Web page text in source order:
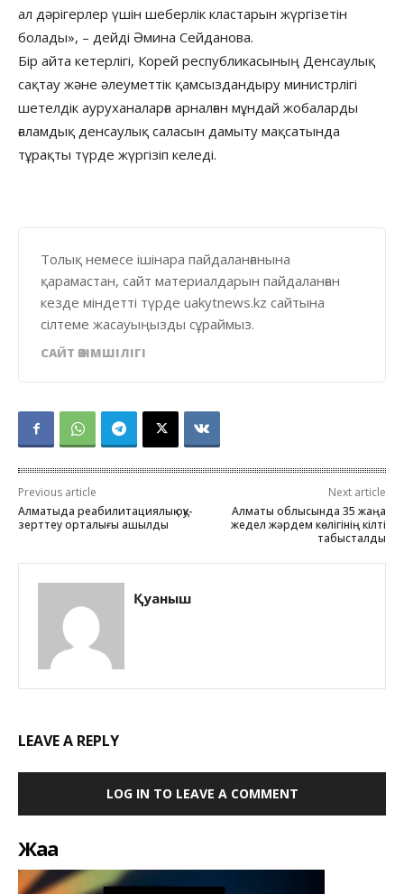
ал дәрігерлер үшін шеберлік кластарын жүргізетін
болады», – дейді Әмина Сейданова.
Бір айта кетерлігі, Корей республикасының Денсаулық
сақтау және әлеуметтік қамсыздандыру министрлігі
шетелдік ауруханаларға арналған мұндай жобаларды
ғаламдық денсаулық саласын дамыту мақсатында
тұрақты түрде жүргізіп келеді.
Толық немесе ішінара пайдаланғанына
қарамастан, сайт материалдарын пайдаланған
кезде міндетті түрде uakytnews.kz сайтына
сілтеме жасауыңызды сұраймыз.
САЙТ ӘКІМШІЛІГІ
Previous article
Алматыда реабилитациялық оқу-
зерттеу орталығы ашылды
Next article
Алматы облысында 35 жаңа
жедел жәрдем көлігінің кілті
табысталды
Қуаныш
LEAVE A REPLY
LOG IN TO LEAVE A COMMENT
Жаңа